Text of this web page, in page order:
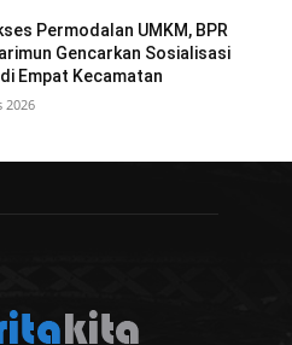
Permodalan UMKM, BPR
Gencarkan Sosialisasi
di Empat Kecamatan
2026